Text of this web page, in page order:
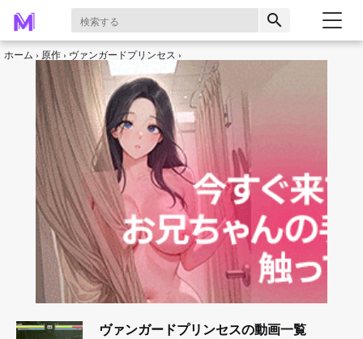
search
ホーム 原作 ヴァンガードプリンセス
ヴァンガードプリンセスの動画一覧